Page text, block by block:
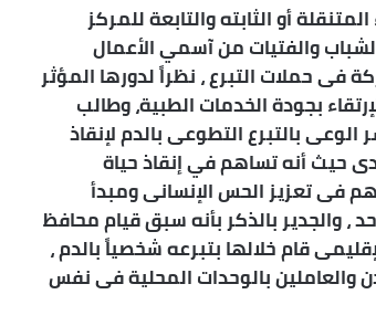
أو الثابته والتابعة للمركز
والفتيات من آسمي الأعمال
فى حملات التبرع ، نظراً لدورها المؤثر
بجودة الخدمات الطبية، وطالب
بالتبرع التطوعى بالدم لإنقاذ
حيث أنه تساهم في إنقاذ حياة
فى تعزيز الحس الإنسانى ومبدأ
، والجدير بالذكر بأنه سبق قيام محافظ
قام خلالها بتبرعه شخصياً بالدم ،
والعاملين بالوحدات المحلية فى نفس